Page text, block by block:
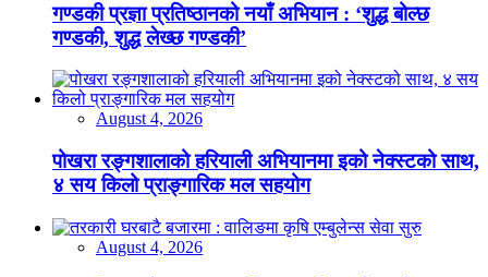
गण्डकी प्रज्ञा प्रतिष्ठानको नयाँ अभियान : ‘शुद्ध बोल्छ
गण्डकी, शुद्ध लेख्छ गण्डकी’
August 4, 2026
पोखरा रङ्गशालाको हरियाली अभियानमा इको नेक्स्टको साथ,
४ सय किलो प्राङ्गारिक मल सहयोग
August 4, 2026